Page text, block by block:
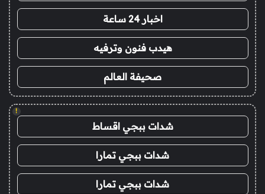
اخبار 24 ساعة
هيدب فنون وترفيه
صحيفة العالم
!
شدات ببجي اقساط
شدات ببجي تمارا
شدات ببجي تمارا